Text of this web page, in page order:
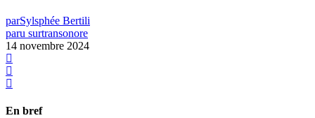
parSylsphée Bertili
paru surtransonore
14 novembre 2024
En bref